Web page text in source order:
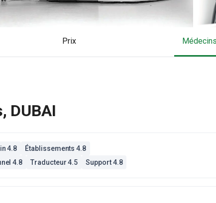
Prix Médecins
DUBAI
4.8
Établissements 4.8
4.8
Traducteur 4.5 Support 4.8